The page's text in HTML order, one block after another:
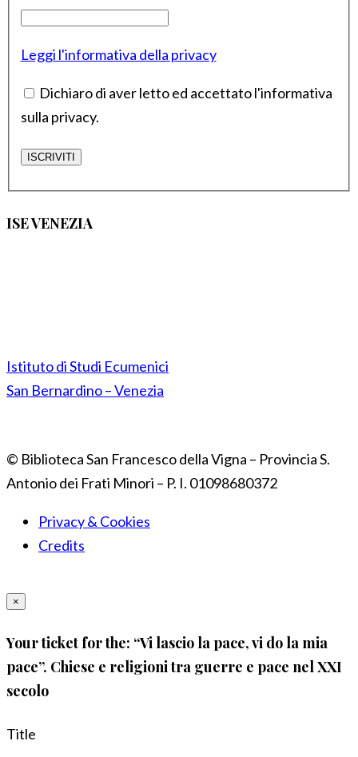
Leggi l'informativa della privacy
Dichiaro di aver letto ed accettato l'informativa
sulla privacy.
ISE VENEZIA
Istituto di Studi Ecumenici
San Bernardino – Venezia
© Biblioteca San Francesco della Vigna – Provincia S.
Antonio dei Frati Minori – P. I. 01098680372
Privacy & Cookies
Credits
×
Your ticket for the: “Vi lascio la pace, vi do la mia
pace”. Chiese e religioni tra guerre e pace nel XXI
secolo
Title